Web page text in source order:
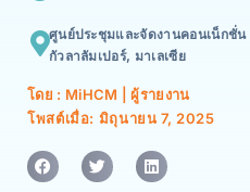
ศูนย์ประชุมและจัดงานคอนเน็กชั่น
กัวลาลัมเปอร์, มาเลเซีย
โดย : MiHCM | ผู้รายงาน
โพสต์เมื่อ: มิถุนายน 7, 2025